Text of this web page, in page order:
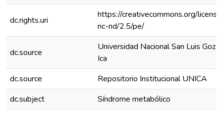
dc.rights.uri
https://creativecommons.org/
nc-nd/2.5/pe/
dc.source
Universidad Nacional San Luis
Ica
dc.source
Repositorio Institucional UNICA
dc.subject
Síndrome metabólico